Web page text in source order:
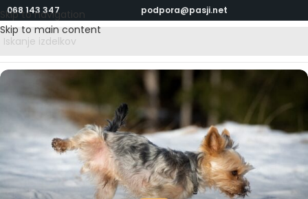
Skip to navigation
Skip to main content
068 143 347 podpora@pasji.net